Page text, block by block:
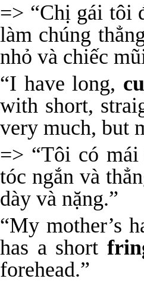
=> “Chị gái tôi
làm chúng
nhỏ và chiếc
“I have long,
with short,
very much, but
=> “Tôi có
tóc ngắn và
dày và nặng.”
“My mother’s
has a short
forehead.”